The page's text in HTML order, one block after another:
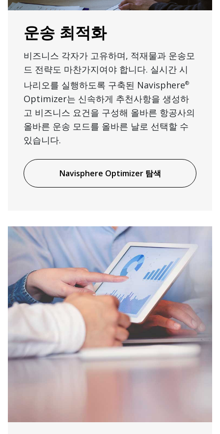
운송 최적화
비즈니스 각자가 고유하며, 적재물과 운송모
드 전략도 마찬가지여야 합니다. 실시간 시
나리오를 실행하도록 구축된 Navisphere®
Optimizer는 신속하게 추천사항을 생성하
고 비즈니스 요건을 구성해 올바른 항공사의
올바른 운송 모드를 올바른 날로 선택할 수
있습니다.
Navisphere Optimizer 탐색